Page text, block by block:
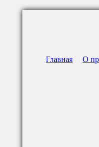
Главная О